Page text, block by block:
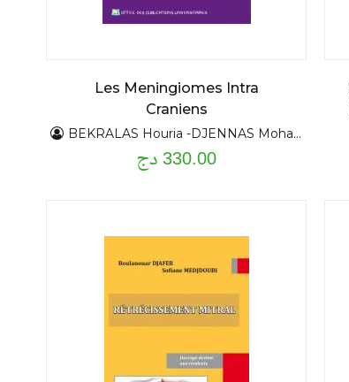
Les Meningiomes Intra
Craniens
BEKRALAS Houria -DJENNAS Mohamed
330.00 دج